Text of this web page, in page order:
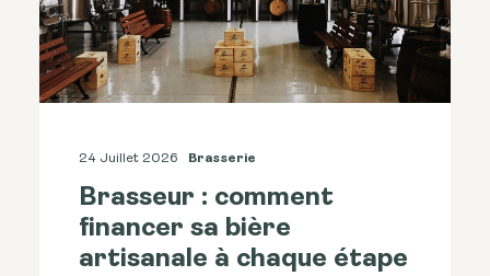
24 Juillet 2026 Brasserie
Brasseur : comment
financer sa bière
artisanale à chaque étape